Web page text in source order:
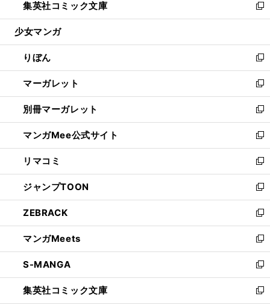
く
で
開
ド
ウ
開
く
ィ
ン
ウ
で
開
く
い
ウ
ン
ド
ウ
で
開
く
集英社コミック文庫
新
し
ウ
ィ
ン
ド
ウ
で
開
く
少女マンガ
りぼん
新
し
い
ウ
ィ
ン
ド
ウ
で
開
く
マーガレット
新
し
い
ウ
ィ
ン
ド
ウ
で
開
く
別冊マーガレット
新
し
い
ウ
ィ
ン
ド
ウ
で
開
く
マンガMee公式サイト
新
し
い
ウ
ィ
ン
ド
ウ
で
開
く
リマコミ
新
し
い
ウ
ィ
ン
ド
ウ
で
開
く
ジャンプTOON
新
し
い
ウ
ィ
ン
ド
ウ
で
ZEBRACK
新
し
い
ウ
ィ
ン
ド
マンガMeets
新
し
い
ウ
ィ
S-MANGA
新
し
い
集英社コミック文庫
新